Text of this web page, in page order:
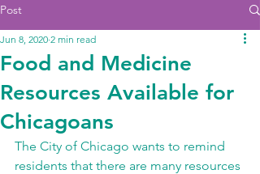
Post
Food and Medicine
Resources Available for
Chicagoans
Jun 8, 2020 2 min read
The City of Chicago wants to remind
residents that there are many resources